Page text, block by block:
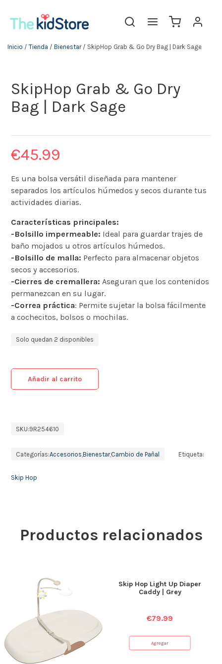
Inicio / Tienda / Bienestar/ SkipHop Grab & Go Dry Bag | Dark Sage
SkipHop Grab & Go Dry
Bag | Dark Sage
€45.99
Es una bolsa versátil diseñada para mantener
separados los artículos húmedos y secos durante tus
actividades diarias. ​
Características principales:
-Bolsillo impermeable: Ideal para guardar trajes de
baño mojados u otros artículos húmedos. ​
-Bolsillo de malla: Perfecto para almacenar objetos
secos y accesorios. ​
-Cierres de cremallera: Aseguran que los contenidos
permanezcan en su lugar. ​
-Correa práctica: Permite sujetar la bolsa fácilmente
a cochecitos, bolsos o mochilas. ​
Solo quedan 2 disponibles
Añadir al carrito
SKU:9R254610
Categorías:Accesorios ,Bienestar,Cambio de Pañal Etiqueta:
Skip Hop
Productos relacionados
Skip Hop Light Up Diaper
Caddy | Grey
€79.99
Agregar